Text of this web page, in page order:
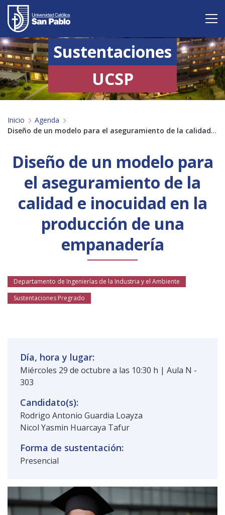
Vive San Pablo
Admisión
Carreras
Postgrado
Investigación
Servicio y proyección a la sociedad
Antiguos Alumnos
Público general
Licenciamiento Biblioteca Noticias
Sustentaciones
UCSP
Inicio Agenda
Diseño de un modelo para el aseguramiento de la calidad e inocuidad en la producción de una empanadería
Diseño de un modelo para
el aseguramiento de la
calidad e inocuidad en la
producción de una
empanadería
Departamento de Ingenierías de la Industria y el Ambiente
Sustentaciones Pregrado
Día, hora y lugar:
Miércoles 29 de octubre a las 10:30 h | Aula N -
303
Candidato(s):
Rodrigo Antonio Guardia Loayza
Nicol Yasmin Huarcaya Tafur
Forma de sustentación:
Presencial